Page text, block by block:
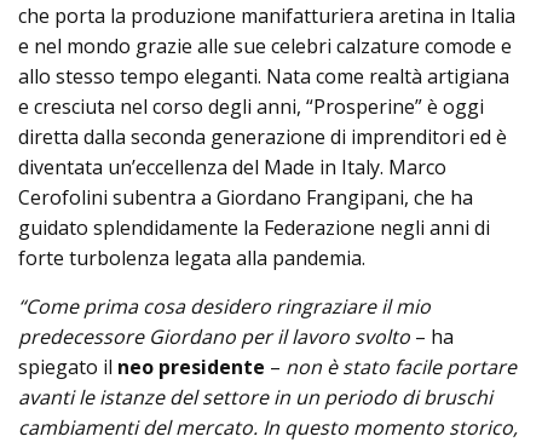
che porta la produzione manifatturiera aretina in Italia
e nel mondo grazie alle sue celebri calzature comode e
allo stesso tempo eleganti. Nata come realtà artigiana
e cresciuta nel corso degli anni, “Prosperine” è oggi
diretta dalla seconda generazione di imprenditori ed è
diventata un’eccellenza del Made in Italy. Marco
Cerofolini subentra a Giordano Frangipani, che ha
guidato splendidamente la Federazione negli anni di
forte turbolenza legata alla pandemia.
“Come prima cosa desidero ringraziare il mio
predecessore Giordano per il lavoro svolto – ha
spiegato il neo presidente – non è stato facile portare
avanti le istanze del settore in un periodo di bruschi
cambiamenti del mercato. In questo momento storico,